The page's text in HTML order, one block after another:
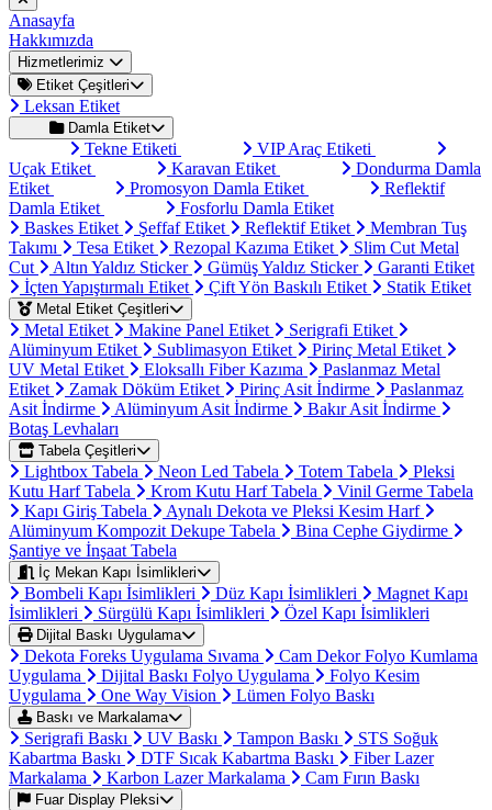
Anasayfa
Hakkımızda
Hizmetlerimiz
Etiket Çeşitleri
Leksan Etiket
Damla Etiket
Tekne Etiketi
VIP Araç Etiketi
Uçak Etiket
Karavan Etiket
Dondurma Damla
Etiket
Promosyon Damla Etiket
Reflektif
Damla Etiket
Fosforlu Damla Etiket
Baskes Etiket
Şeffaf Etiket Reflektif Etiket
Membran Tuş
Takımı
Tesa Etiket Rezopal Kazıma Etiket
Slim Cut Metal
Cut
Altın Yaldız Sticker Gümüş Yaldız Sticker
Garanti Etiket
İçten Yapıştırmalı Etiket
Çift Yön Baskılı Etiket Statik Etiket
Metal Etiket Çeşitleri
Metal Etiket Makine Panel Etiket
Serigrafi Etiket
Alüminyum Etiket
Sublimasyon Etiket
Pirinç Metal Etiket
UV Metal Etiket
Eloksallı Fiber Kazıma
Paslanmaz Metal
Etiket
Zamak Döküm Etiket Pirinç Asit İndirme
Paslanmaz
Asit İndirme
Alüminyum Asit İndirme
Bakır Asit İndirme
Botaş Levhaları
Tabela Çeşitleri
Lightbox Tabela Neon Led Tabela Totem Tabela
Pleksi
Kutu Harf Tabela
Krom Kutu Harf Tabela
Vinil Germe Tabela
Kapı Giriş Tabela
Aynalı Dekota ve Pleksi Kesim Harf
Alüminyum Kompozit Dekupe Tabela
Bina Cephe Giydirme
Şantiye ve İnşaat Tabela
İç Mekan Kapı İsimlikleri
Bombeli Kapı İsimlikleri Düz Kapı İsimlikleri
Magnet Kapı
İsimlikleri
Sürgülü Kapı İsimlikleri Özel Kapı İsimlikleri
Dijital Baskı Uygulama
Dekota Foreks Uygulama Sıvama
Cam Dekor Folyo Kumlama
Uygulama
Dijital Baskı Folyo Uygulama
Folyo Kesim
Uygulama
One Way Vision Lümen Folyo Baskı
Baskı ve Markalama
Serigrafi Baskı UV Baskı Tampon Baskı
STS Soğuk
Kabartma Baskı
DTF Sıcak Kabartma Baskı
Fiber Lazer
Markalama
Karbon Lazer Markalama Cam Fırın Baskı
Fuar Display Pleksi